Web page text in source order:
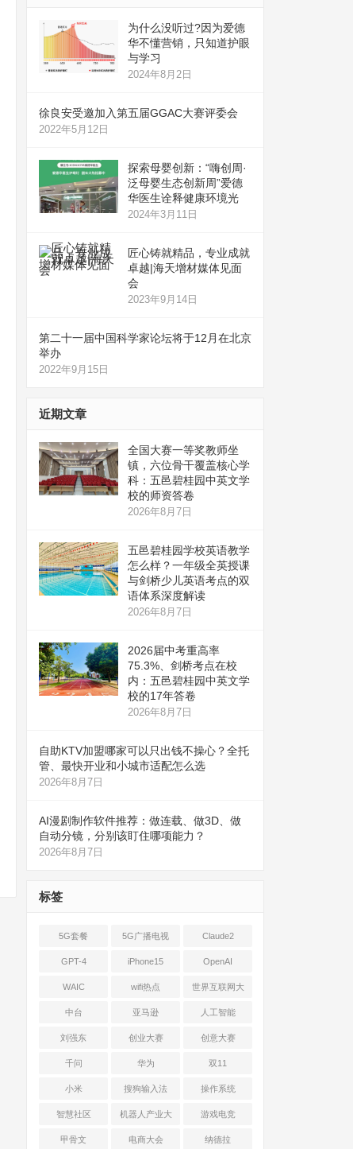
为什么没听过?因为爱德
华不懂营销，只知道护眼
与学习
2024年8月2日
徐良安受邀加入第五届GGAC大赛评委会
2022年5月12日
探索母婴创新：“嗨创周·
泛母婴生态创新周”爱德
华医生诠释健康环境光
2024年3月11日
匠心铸就精品，专业成就
卓越|海天增材媒体见面
会
2023年9月14日
第二十一届中国科学家论坛将于12月在北京
举办
2022年9月15日
近期文章
全国大赛一等奖教师坐
镇，六位骨干覆盖核心学
科：五邑碧桂园中英文学
校的师资答卷
2026年8月7日
五邑碧桂园学校英语教学
怎么样？一年级全英授课
与剑桥少儿英语考点的双
语体系深度解读
2026年8月7日
2026届中考重高率
75.3%、剑桥考点在校
内：五邑碧桂园中英文学
校的17年答卷
2026年8月7日
自助KTV加盟哪家可以只出钱不操心？全托
管、最快开业和小城市适配怎么选
2026年8月7日
AI漫剧制作软件推荐：做连载、做3D、做
自动分镜，分别该盯住哪项能力？
2026年8月7日
标签
5G套餐 5G广播电视 Claude2
GPT-4 iPhone15 OpenAI
WAIC wifi热点 世界互联网大
会
中台 亚马逊 人工智能
刘强东 创业大赛 创意大赛
千问 华为 双11
小米 搜狗输入法 操作系统
智慧社区 机器人产业大
会
游戏电竞
甲骨文 电商大会 纳德拉